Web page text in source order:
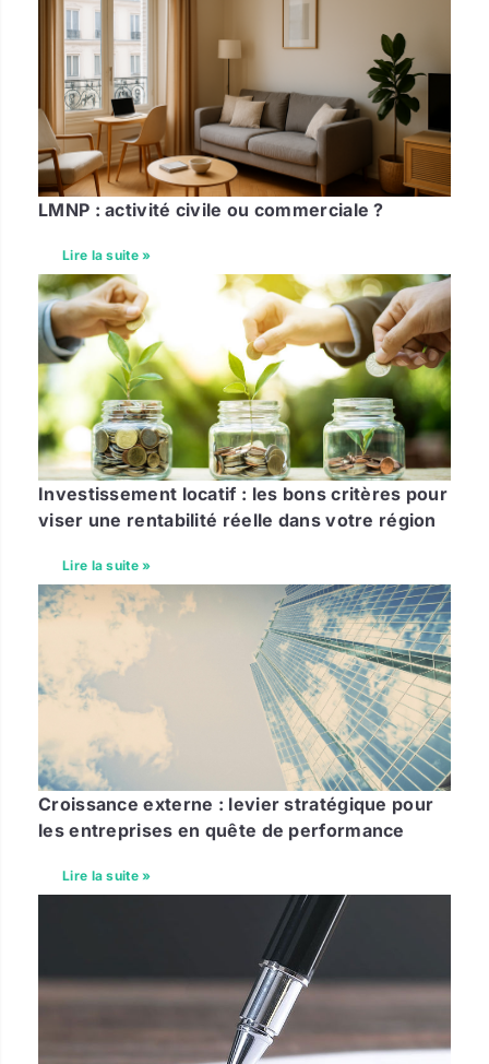
LMNP : activité civile ou commerciale ?
Lire la suite »
Investissement locatif : les bons critères pour
viser une rentabilité réelle dans votre région
Lire la suite »
Croissance externe : levier stratégique pour
les entreprises en quête de performance
Lire la suite »